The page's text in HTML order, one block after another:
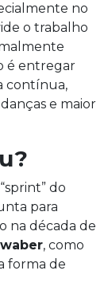
no
o trabalho
é entregar
contínua,
e maior
do
para
na década de
, como
forma de